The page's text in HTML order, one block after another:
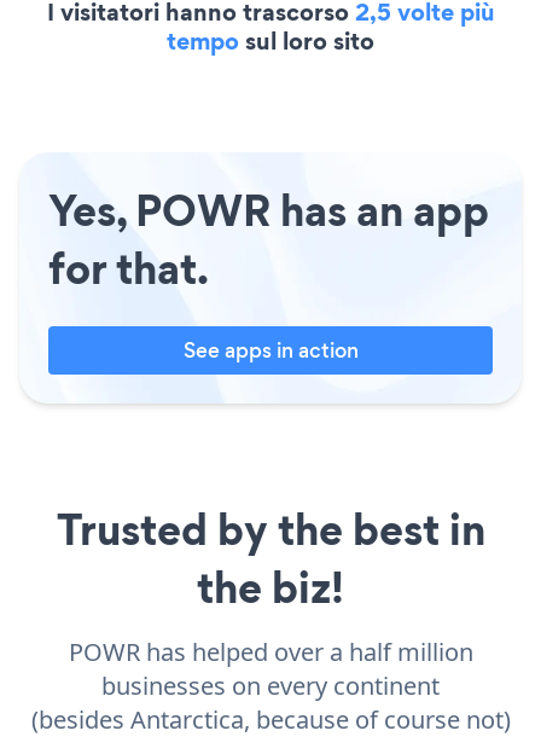
I visitatori hanno trascorso2,5 volte più
temposul loro sito
Yes, POWR has an app
for that.
See apps in action
Trusted by the best in
the biz!
POWR has helped over a half million
businesses on every continent
(besides Antarctica, because of course not)